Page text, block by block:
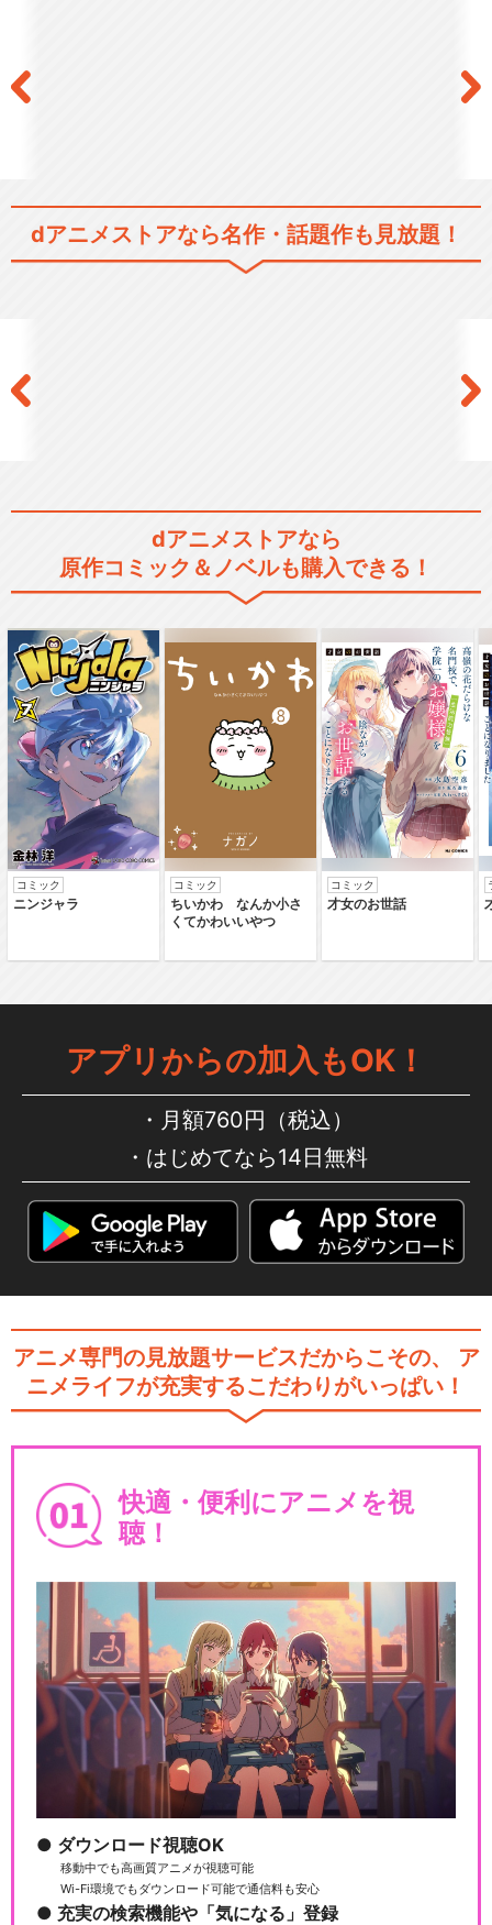
dアニメストアなら名作・話題作も見放題！
dアニメストアなら
原作コミック＆ノベルも購入できる！
コミック
ニンジャラ
コミック
ちいかわ なんか小さ
くてかわいいやつ
コミック
才女のお世話
アプリからの加入もOK！
月額760円（税込）
はじめてなら14日無料
アニメ専門の見放題サービスだからこその、
ア
ニメライフが充実するこだわりがいっぱい！
快適・便利にアニメを視
聴！
ダウンロード視聴OK
移動中でも高画質アニメが視聴可能
Wi-Fi環境でもダウンロード可能で通信料も安心
充実の検索機能や「気になる」登録